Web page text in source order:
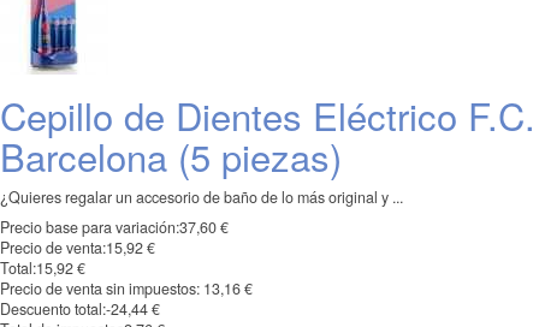
Cepillo de Dientes Eléctrico F.C.
Barcelona (5 piezas)
¿Quieres regalar un accesorio de baño de lo más original y ...
Precio base para variación:37,60 €
Precio de venta:15,92 €
Total:15,92 €
Precio de venta sin impuestos: 13,16 €
Descuento total:-24,44 €